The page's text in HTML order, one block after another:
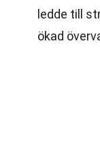
ledde till
ökad